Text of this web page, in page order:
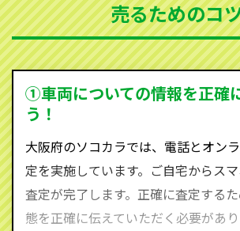
ソコカラは世界１１０か国に独自の
を持ち、国内に自社物流網、自社ヤ
ため、中間マージンがかかりません
を実現し、お客様に利益を還元するこ
す。
590-870）までお問い合わせ下さい。
査定・ご相談・見積もりはすべて無
心してお問い合わせください。
売るためのコ
①車両についての情報を正確
う！
大阪府のソコカラでは、電話とオン
定を実施しています。ご自宅からス
査定が完了します。正確に査定する
態を正確に伝えていただく必要があ